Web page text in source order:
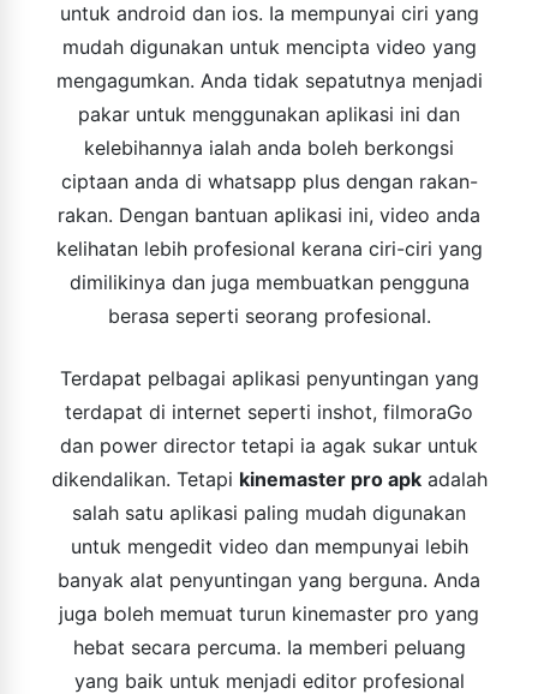
untuk android dan ios. Ia mempunyai ciri yang
mudah digunakan untuk mencipta video yang
mengagumkan. Anda tidak sepatutnya menjadi
pakar untuk menggunakan aplikasi ini dan
kelebihannya ialah anda boleh berkongsi
ciptaan anda di whatsapp plus dengan rakan-
rakan. Dengan bantuan aplikasi ini, video anda
kelihatan lebih profesional kerana ciri-ciri yang
dimilikinya dan juga membuatkan pengguna
berasa seperti seorang profesional.
Terdapat pelbagai aplikasi penyuntingan yang
terdapat di internet seperti inshot, filmoraGo
dan power director tetapi ia agak sukar untuk
dikendalikan. Tetapi kinemaster pro apkadalah
salah satu aplikasi paling mudah digunakan
untuk mengedit video dan mempunyai lebih
banyak alat penyuntingan yang berguna. Anda
juga boleh memuat turun kinemaster pro yang
hebat secara percuma. Ia memberi peluang
yang baik untuk menjadi editor profesional